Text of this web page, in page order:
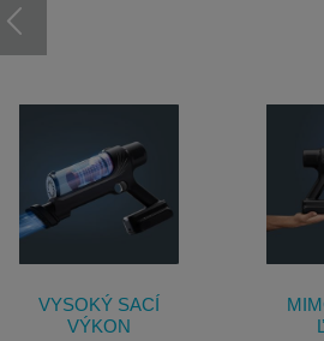
VYSOKÝ SACÍ
VÝKON